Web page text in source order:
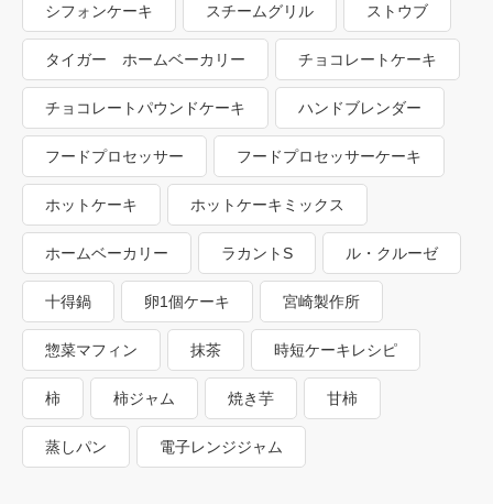
シフォンケーキ スチームグリル ストウブ
タイガー ホームベーカリー チョコレートケーキ
チョコレートパウンドケーキ ハンドブレンダー
フードプロセッサー フードプロセッサーケーキ
ホットケーキ ホットケーキミックス
ホームベーカリー ラカントS ル・クルーゼ
十得鍋 卵1個ケーキ 宮崎製作所
惣菜マフィン 抹茶 時短ケーキレシピ
柿 柿ジャム 焼き芋 甘柿
蒸しパン 電子レンジジャム